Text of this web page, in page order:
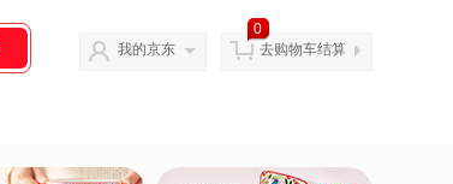
我的京东
0
去购物车结算